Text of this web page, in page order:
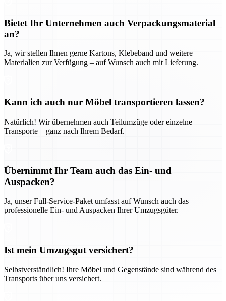
Bietet Ihr Unternehmen auch Verpackungsmaterial
an?
Ja, wir stellen Ihnen gerne Kartons, Klebeband und weitere
Materialien zur Verfügung – auf Wunsch auch mit Lieferung.
Kann ich auch nur Möbel transportieren lassen?
Natürlich! Wir übernehmen auch Teilumzüge oder einzelne
Transporte – ganz nach Ihrem Bedarf.
Übernimmt Ihr Team auch das Ein- und
Auspacken?
Ja, unser Full-Service-Paket umfasst auf Wunsch auch das
professionelle Ein- und Auspacken Ihrer Umzugsgüter.
Ist mein Umzugsgut versichert?
Selbstverständlich! Ihre Möbel und Gegenstände sind während des
Transports über uns versichert.